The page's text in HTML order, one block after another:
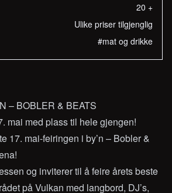
20 +
Ulike priser tilgjenglig
#mat og drikke
– BOBLER & BEATS
mai med plass til hele gjengen!
17. mai-feiringen i by’n – Bobler &
og inviterer til å feire årets beste
på Vulkan med langbord, DJ’s,